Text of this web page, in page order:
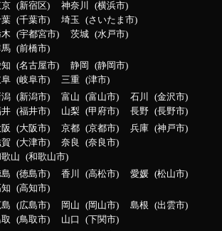
新宿区 神奈川
横浜市
千葉市 埼玉
さいたま市
宇都宮市 茨城
水戸市
前橋市
名古屋市 静岡
静岡市
岐阜市 三重 津市
潟 新潟市 富山 富山市 石川
金沢市
福井市 山梨 甲府市 長野 長野市
大阪市 京都 京都市 兵庫
神戸市
大津市 奈良
奈良市
山
和歌山市
徳島市 香川 高松市 愛媛
松山市
高知市
広島市 岡山 岡山市 島根
出雲市
鳥取市 山口 下関市